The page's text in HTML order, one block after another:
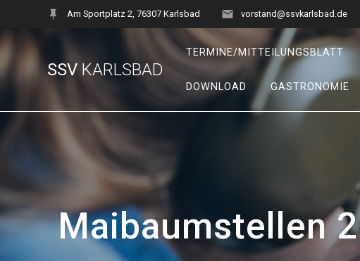
content
Am Sportplatz 2, 76307 Karlsbad vorstand@ssvkarlsbad.de
SSVKARLSBAD
TERMINE/MITTEILUNGSBLATT
DOWNLOAD GASTRONOMIE
Maibaumstellen